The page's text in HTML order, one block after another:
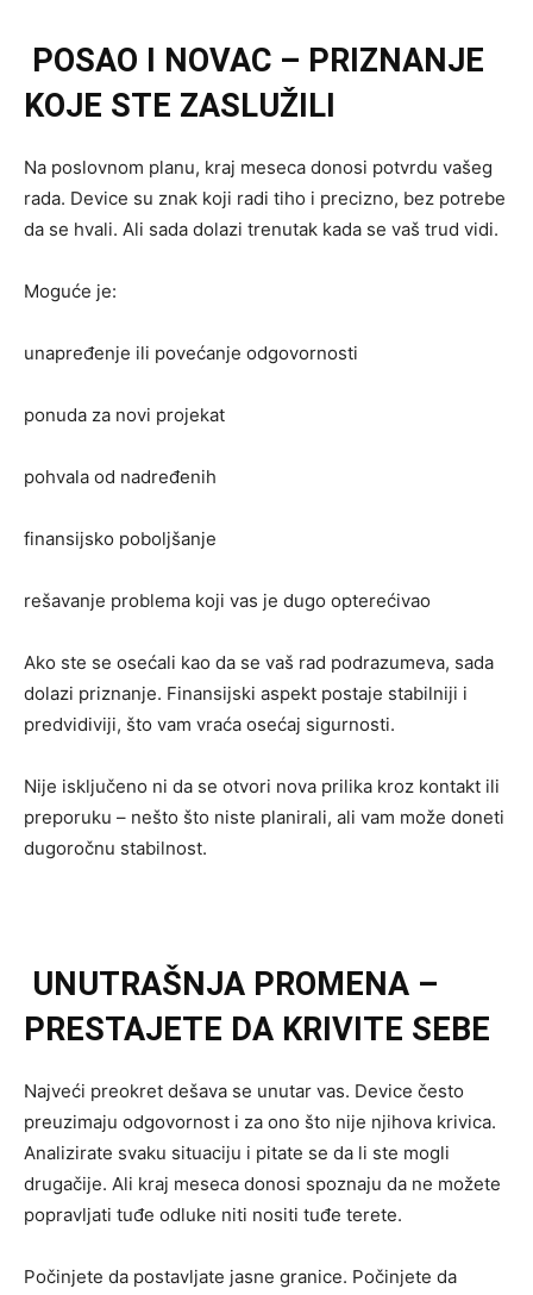
POSAO I NOVAC – PRIZNANJE
KOJE STE ZASLUŽILI
Na poslovnom planu, kraj meseca donosi potvrdu vašeg
rada. Device su znak koji radi tiho i precizno, bez potrebe
da se hvali. Ali sada dolazi trenutak kada se vaš trud vidi.
Moguće je:
unapređenje ili povećanje odgovornosti
ponuda za novi projekat
pohvala od nadređenih
finansijsko poboljšanje
rešavanje problema koji vas je dugo opterećivao
Ako ste se osećali kao da se vaš rad podrazumeva, sada
dolazi priznanje. Finansijski aspekt postaje stabilniji i
predvidiviji, što vam vraća osećaj sigurnosti.
Nije isključeno ni da se otvori nova prilika kroz kontakt ili
preporuku – nešto što niste planirali, ali vam može doneti
dugoročnu stabilnost.
UNUTRAŠNJA PROMENA –
PRESTAJETE DA KRIVITE SEBE
Najveći preokret dešava se unutar vas. Device često
preuzimaju odgovornost i za ono što nije njihova krivica.
Analizirate svaku situaciju i pitate se da li ste mogli
drugačije. Ali kraj meseca donosi spoznaju da ne možete
popravljati tuđe odluke niti nositi tuđe terete.
Počinjete da postavljate jasne granice. Počinjete da